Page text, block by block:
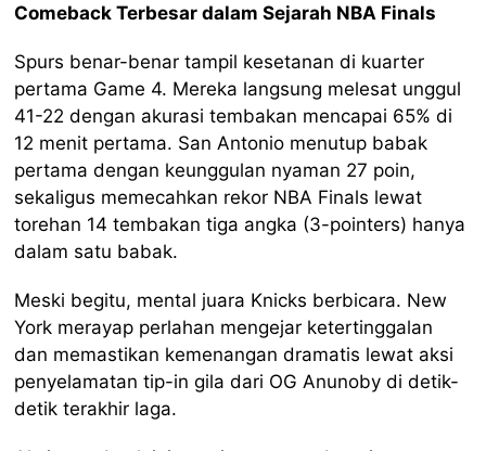
Comeback Terbesar dalam Sejarah NBA Finals
Spurs benar-benar tampil kesetanan di kuarter
pertama Game 4. Mereka langsung melesat unggul
41-22 dengan akurasi tembakan mencapai 65% di
12 menit pertama. San Antonio menutup babak
pertama dengan keunggulan nyaman 27 poin,
sekaligus memecahkan rekor NBA Finals lewat
torehan 14 tembakan tiga angka (3-pointers) hanya
dalam satu babak.
Meski begitu, mental juara Knicks berbicara. New
York merayap perlahan mengejar ketertinggalan
dan memastikan kemenangan dramatis lewat aksi
penyelamatan tip-in gila dari OG Anunoby di detik-
detik terakhir laga.